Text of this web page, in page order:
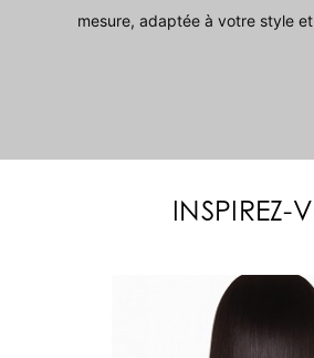
mesure, adaptée à votre style
INSPIREZ-